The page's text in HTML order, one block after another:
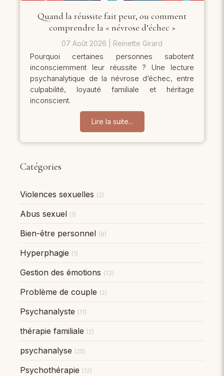
Quand la réussite fait peur, ou comment
comprendre la « névrose d’échec »
07 Août 2026 Reinette Girard
Pourquoi certaines personnes sabotent
inconsciemment leur réussite ? Une lecture
psychanalytique de la névrose d’échec, entre
culpabilité, loyauté familiale et héritage
inconscient.
Lire la suite...
Catégories
Violences sexuelles (2)
Abus sexuel (1)
Bien-être personnel (8)
Hyperphagie (1)
Gestion des émotions (13)
Problème de couple (2)
Psychanalyste (11)
thérapie familiale (2)
psychanalyse (25)
Psychothérapie (12)